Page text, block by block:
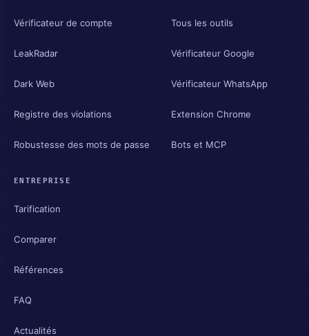
Vérificateur de compte
LeakRadar
Dark Web
Registre des violations
Robustesse des mots de passe
Tous les outils
Vérificateur Google
Vérificateur WhatsApp
Extension Chrome
Bots et MCP
ENTREPRISE
Tarification
Comparer
Références
FAQ
Actualités